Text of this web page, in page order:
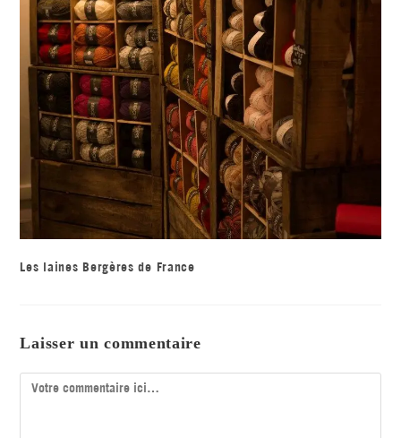
Les laines Bergères de France
Laisser un commentaire